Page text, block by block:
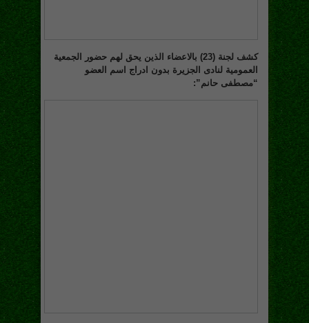
كشف لجنة (23) بالاعضاء الذين يحق لهم حضور الجمعية
العمومية لنادى الجزيرة بدون ادراج اسم العضو
“مصطفى حانم”: